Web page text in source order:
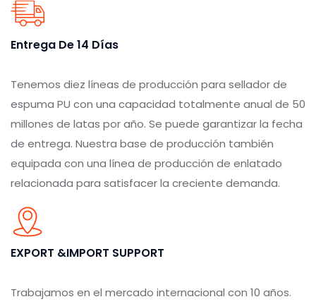
Entrega De 14 Días
Tenemos diez líneas de producción para sellador de
espuma PU con una capacidad totalmente anual de 50
millones de latas por año. Se puede garantizar la fecha
de entrega. Nuestra base de producción también
equipada con una línea de producción de enlatado
relacionada para satisfacer la creciente demanda.
EXPORT &IMPORT SUPPORT
Trabajamos en el mercado internacional con 10 años.